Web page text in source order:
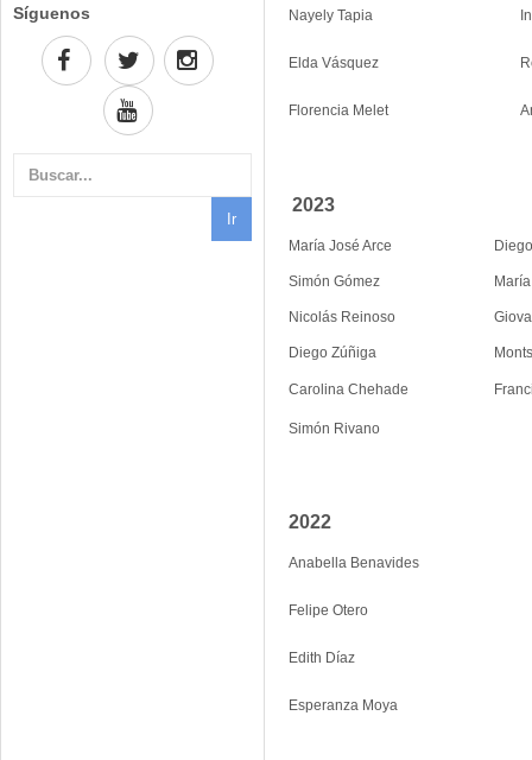
Síguenos Nayely Tapia
Elda Vásquez
Florencia Melet
2023
María José Arce
Simón Gómez
Nicolás Reinoso
Diego Zúñiga
Carolina Chehade
Simón Rivano
2022
Anabella Benavides
Felipe Otero
Edith Díaz
Esperanza Moya